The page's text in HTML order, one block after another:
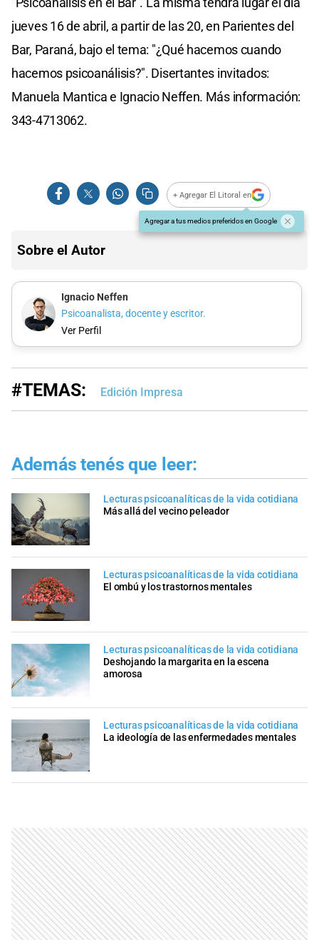
jueves 16 de abril, a partir de las 20, en Parientes del
Bar, Paraná, bajo el tema: "¿Qué hacemos cuando
hacemos psicoanálisis?". Disertantes invitados:
Manuela Mantica e Ignacio Neffen. Más información:
343-4713062.
+ Agregar El Litoral en
Agregar a tus medios preferidos en Google
Sobre el Autor
Ignacio Neffen
Psicoanalista, docente y escritor.
Ver Perfil
#TEMAS: Edición Impresa
Además tenés que leer:
Lecturas psicoanalíticas de la vida cotidiana
Más allá del vecino peleador
Lecturas psicoanalíticas de la vida cotidiana
El ombú y los trastornos mentales
Lecturas psicoanalíticas de la vida cotidiana
Deshojando la margarita en la escena
amorosa
Lecturas psicoanalíticas de la vida cotidiana
La ideología de las enfermedades mentales